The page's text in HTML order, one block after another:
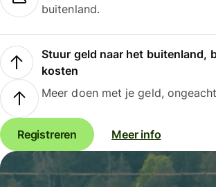
buitenland.
Stuur geld naar het buitenland,
kosten
Meer doen met je geld,
Registreren Meer info